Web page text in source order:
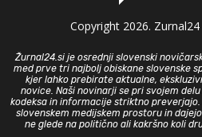
Copyright 2026.
Žurnal24.si je osrednji slovenski
med prve tri najbolj obiskane slovenske
kjer lahko prebirate aktualne,
novice. Naši novinarji se pri svojem
kodeksa in informacije striktno
slovenskem medijskem prostoru in
ne glede na politično ali kakršno koli